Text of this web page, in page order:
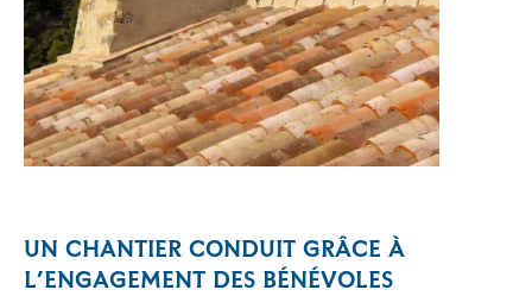
UN CHANTIER CONDUIT GRÂCE À
L’ENGAGEMENT DES BÉNÉVOLES